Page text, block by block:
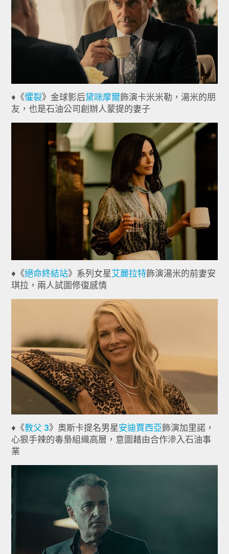
♦《懼裂》金球影后黛咪摩爾飾演卡米米勒，湯米的朋
友，也是石油公司創辦人蒙提的妻子
♦《絕命終結站》系列女星艾麗拉特飾演湯米的前妻安
琪拉，兩人試圖修復感情
♦《教父 3》奧斯卡提名男星安迪賈西亞飾演加里諾，
心狠手辣的毒梟組織高層，意圖藉由合作滲入石油事
業